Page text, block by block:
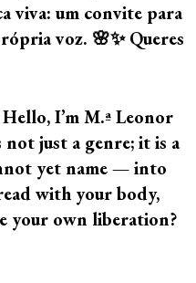
viva: um convite para
voz. 🌸✨ Queres
I’m M.ª Leonor
just a genre; it is a
yet name — into
with your body,
your own liberation?